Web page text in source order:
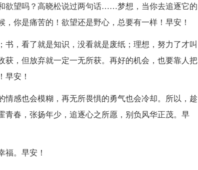
欲望吗？高晓松说过两句话……梦想，当你去追逐它的
你是痛苦的！欲望还是野心，总要有一样！早安！
书，看了就是知识，没看就是废纸；理想，努力了才叫
，但放弃就一定一无所获。再好的机会，也要靠人把
早安！
情感也会模糊，再无所畏惧的勇气也会冷却。所以，趁
春，张扬年少，追逐心之所愿，别负风华正茂。早
福。早安！